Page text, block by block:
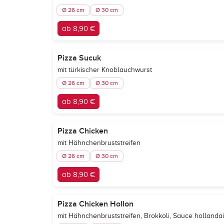
Ø 26 cm Ø 30 cm
ab 8,90 €
Pizza Sucuk
mit türkischer Knoblauchwurst
Ø 26 cm Ø 30 cm
ab 8,90 €
Pizza Chicken
mit Hähnchenbruststreifen
Ø 26 cm Ø 30 cm
ab 8,90 €
Pizza Chicken Hollon
mit Hähnchenbruststreifen, Brokkoli, Sauce